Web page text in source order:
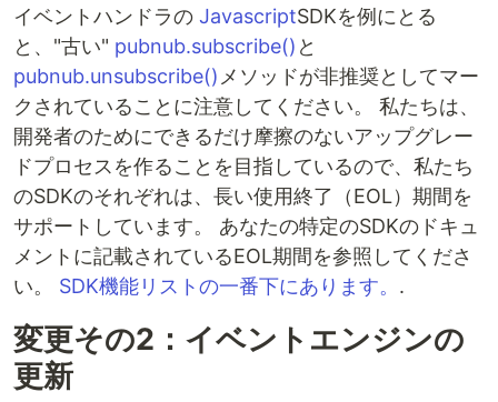
イベントハンドラの JavascriptSDKを例にとる
と、"古い" pubnub.subscribe() と
pubnub.unsubscribe() メソッドが非推奨としてマー
クされていることに注意してください。 私たちは、
開発者のためにできるだけ摩擦のないアップグレー
ドプロセスを作ることを目指しているので、私たち
のSDKのそれぞれは、長い使用終了（EOL）期間を
サポートしています。 あなたの特定のSDKのドキュ
メントに記載されているEOL期間を参照してくださ
い。 SDK機能リストの一番下にあります。 .
変更その2：イベントエンジンの
更新